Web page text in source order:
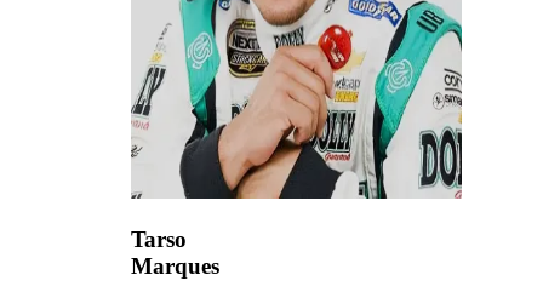
Tarso
Marques